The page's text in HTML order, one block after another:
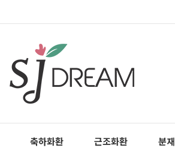
축하화환 근조화환 분재